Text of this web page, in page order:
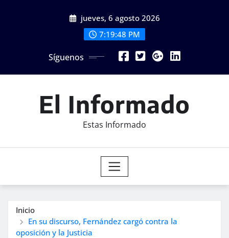
jueves, 6 agosto 2026
7:19:50 PM
Síguenos
El Informado
Estas Informado
Inicio
En su discurso, Fernández cargó contra la
oposición y la Justicia